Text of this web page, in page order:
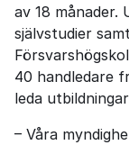
av 18
självstudier
40 handledare
leda
– Våra